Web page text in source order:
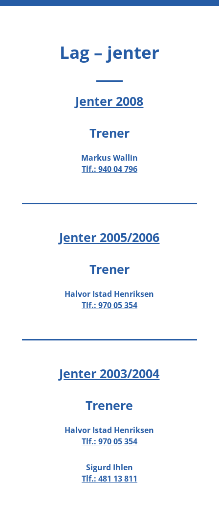
Lag – jenter
Jenter 2008
Trener
Markus Wallin
Tlf.: 940 04 796
Jenter 2005/2006
Trener
Halvor Istad Henriksen
Tlf.: 970 05 354
Jenter 2003/2004
Trenere
Halvor Istad Henriksen
Tlf.: 970 05 354
Sigurd Ihlen
Tlf.: 481 13 811